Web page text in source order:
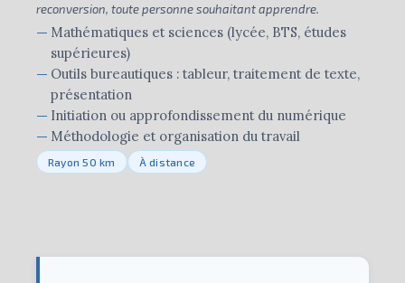
reconversion, toute personne souhaitant apprendre.
Mathématiques et sciences (lycée, BTS, études
supérieures)
Outils bureautiques : tableur, traitement de texte,
présentation
Initiation ou approfondissement du numérique
Méthodologie et organisation du travail
Rayon 50 km À distance